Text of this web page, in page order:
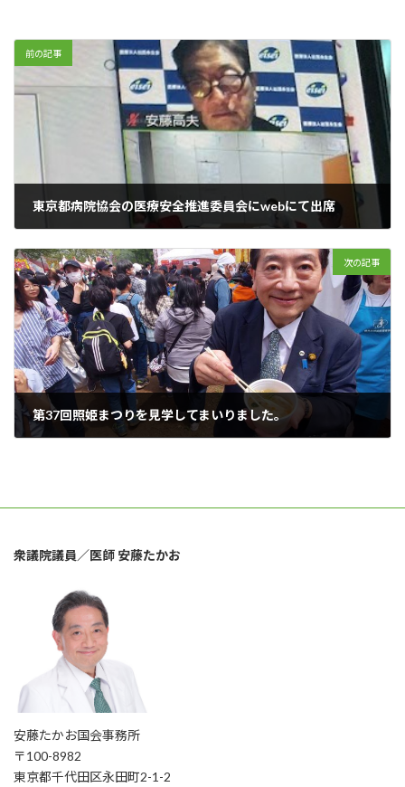
前の記事
東京都病院協会の医療安全推進委員会にwebにて出席
次の記事
第37回照姫まつりを見学してまいりました。
衆議院議員／医師 安藤たかお
安藤たかお国会事務所
〒100-8982
東京都千代田区永田町2-1-2